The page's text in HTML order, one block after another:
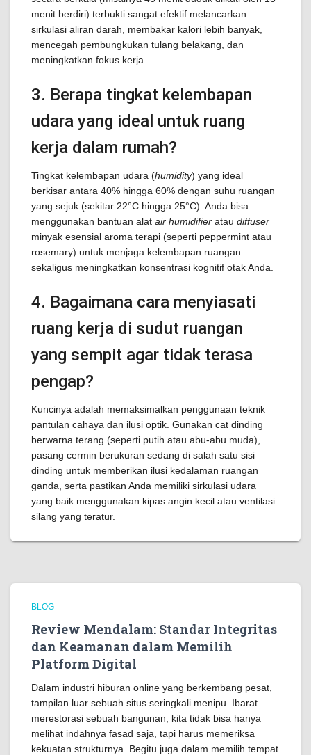
menit berdiri) terbukti sangat efektif melancarkan
sirkulasi aliran darah, membakar kalori lebih banyak,
mencegah pembungkukan tulang belakang, dan
meningkatkan fokus kerja.
3. Berapa tingkat kelembapan
udara yang ideal untuk ruang
kerja dalam rumah?
Tingkat kelembapan udara (humidity) yang ideal
berkisar antara 40% hingga 60% dengan suhu ruangan
yang sejuk (sekitar 22°C hingga 25°C). Anda bisa
menggunakan bantuan alat air humidifier atau diffuser
minyak esensial aroma terapi (seperti peppermint atau
rosemary) untuk menjaga kelembapan ruangan
sekaligus meningkatkan konsentrasi kognitif otak Anda.
4. Bagaimana cara menyiasati
ruang kerja di sudut ruangan
yang sempit agar tidak terasa
pengap?
Kuncinya adalah memaksimalkan penggunaan teknik
pantulan cahaya dan ilusi optik. Gunakan cat dinding
berwarna terang (seperti putih atau abu-abu muda),
pasang cermin berukuran sedang di salah satu sisi
dinding untuk memberikan ilusi kedalaman ruangan
ganda, serta pastikan Anda memiliki sirkulasi udara
yang baik menggunakan kipas angin kecil atau ventilasi
silang yang teratur.
BLOG
Review Mendalam: Standar Integritas
dan Keamanan dalam Memilih
Platform Digital
Dalam industri hiburan online yang berkembang pesat,
tampilan luar sebuah situs seringkali menipu. Ibarat
merestorasi sebuah bangunan, kita tidak bisa hanya
melihat indahnya fasad saja, tapi harus memeriksa
kekuatan strukturnya. Begitu juga dalam memilih tempat